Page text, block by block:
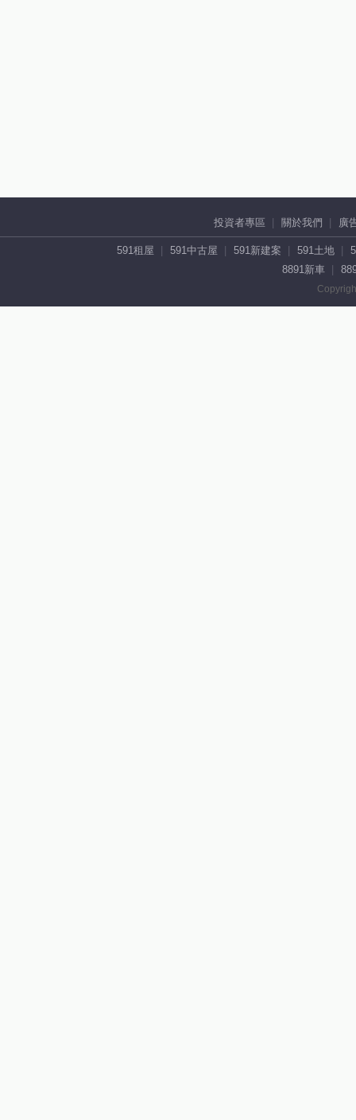
投資者專區 關於我們 廣
591租屋 591中古屋 591新建案 591土地
8891新車